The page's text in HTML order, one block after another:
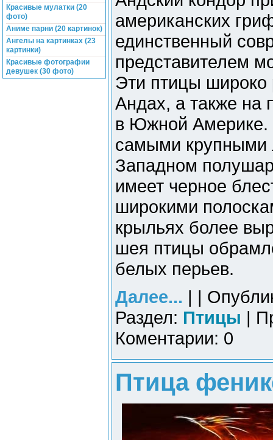
Красивые мулатки (20
фото)
Аниме парни (20 картинок)
Ангелы на картинках (23
картинки)
Красивые фотографии
девушек (30 фото)
американских
единственный
представителем
Эти птицы широко
Андах, а также на
в Южной Америке.
самыми крупными
Западном
имеет черное
широкими
крыльях более
шея птицы
белых перьев.
Далее... | |
Раздел: Птицы |
Коментарии: 0
Птица